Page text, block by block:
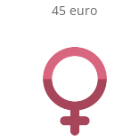
45 euro